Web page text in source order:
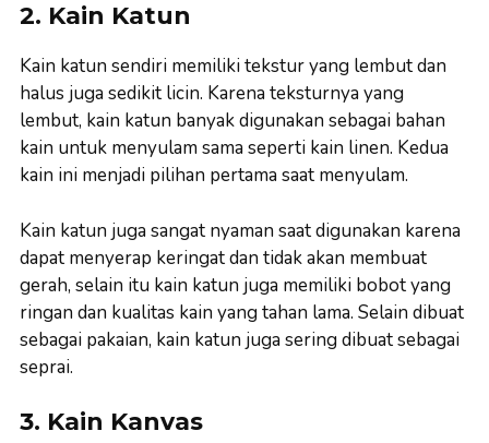
2. Kain Katun
Kain katun sendiri memiliki tekstur yang lembut dan
halus juga sedikit licin. Karena teksturnya yang
lembut, kain katun banyak digunakan sebagai bahan
kain untuk menyulam sama seperti kain linen. Kedua
kain ini menjadi pilihan pertama saat menyulam.
Kain katun juga sangat nyaman saat digunakan karena
dapat menyerap keringat dan tidak akan membuat
gerah, selain itu kain katun juga memiliki bobot yang
ringan dan kualitas kain yang tahan lama. Selain dibuat
sebagai pakaian, kain katun juga sering dibuat sebagai
seprai.
3. Kain Kanvas